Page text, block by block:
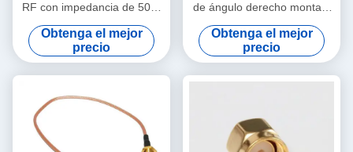
RF con impedancia de 50 Ω
Frecuencia de 0-3 GHz y
material de cuerpo de latón
para aplicaciones de alto
rendimiento
Obtenga el mejor
precio
de ángulo derecho montaje
de PCB con contacto de
bronce de fósforo y carcasa
de latón
Obtenga el mejor
precio